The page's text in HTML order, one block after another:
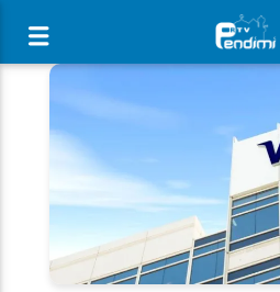
[There are no radio stations in